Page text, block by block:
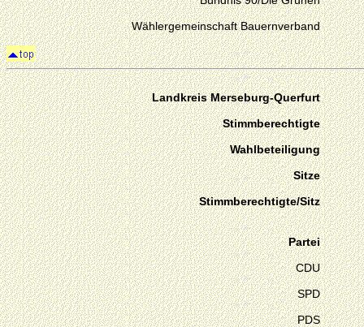
Wählergemeinschaft Bauernverband
Landkreis Merseburg-Querfurt
Stimmberechtigte
Wahlbeteiligung
Sitze
Stimmberechtigte/Sitz
Partei
CDU
SPD
PDS